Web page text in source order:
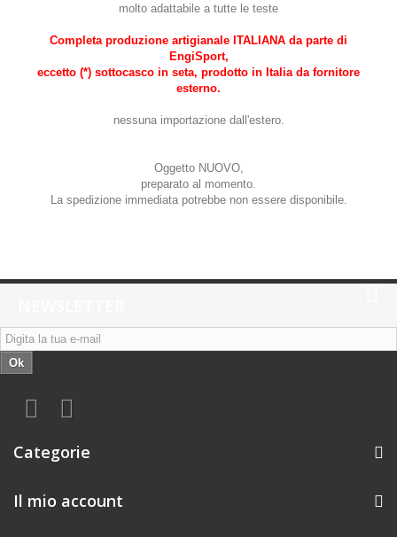
molto adattabile a tutte le teste
Completa produzione artigianale ITALIANA da parte di
EngiSport,
eccetto (*) sottocasco in seta, prodotto in Italia da fornitore
esterno.
nessuna importazione dall'estero.
Oggetto NUOVO,
preparato al momento.
La spedizione immediata potrebbe non essere disponibile.
Ok
Categorie
Il mio account